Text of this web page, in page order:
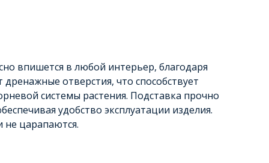
впишется в любой интерьер, благодаря
отверстия, что способствует
системы растения. Подставка прочно
удобство эксплуатации изделия.
не царапаются.